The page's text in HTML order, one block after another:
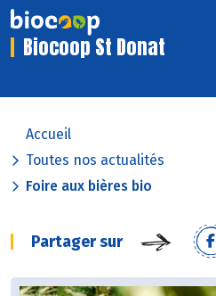
Biocoop St Donat
Accueil
Toutes nos actualités
Foire aux bières bio
Partager sur